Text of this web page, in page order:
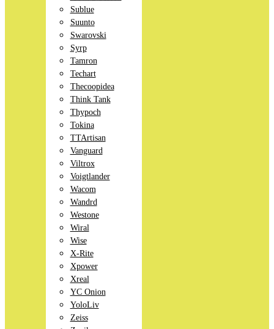
Sublue
Suunto
Swarovski
Syrp
Tamron
Techart
Thecoopidea
Think Tank
Thypoch
Tokina
TTArtisan
Vanguard
Viltrox
Voigtlander
Wacom
Wandrd
Westone
Wiral
Wise
X-Rite
Xpower
Xreal
YC Onion
YoloLiv
Zeiss